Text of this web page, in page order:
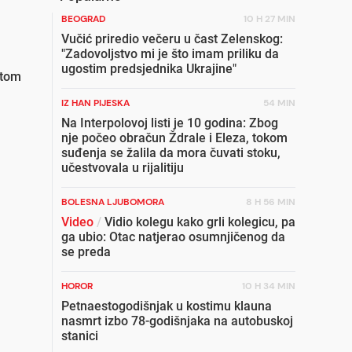
BEOGRAD 10 H 27 MIN
Vučić priredio večeru u čast Zelenskog:
"Zadovoljstvo mi je što imam priliku da
ugostim predsjednika Ukrajine"
IZ HAN PIJESKA 54 MIN
Na Interpolovoj listi je 10 godina: Zbog
nje počeo obračun Ždrale i Eleza, tokom
suđenja se žalila da mora čuvati stoku,
učestvovala u rijalitiju
BOLESNA LJUBOMORA 8 H 56 MIN
Video / Vidio kolegu kako grli kolegicu, pa
ga ubio: Otac natjerao osumnjičenog da
se preda
HOROR 10 H 34 MIN
Petnaestogodišnjak u kostimu klauna
nasmrt izbo 78-godišnjaka na autobuskoj
stanici